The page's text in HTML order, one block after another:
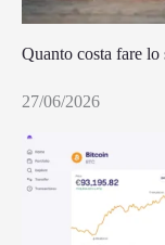
Quanto costa fare
27/06/2026